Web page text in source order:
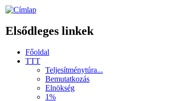
Elsődleges linkek
Főoldal
TTT
Teljesítménytúra...
Bemutatkozás
Elnökség
1%